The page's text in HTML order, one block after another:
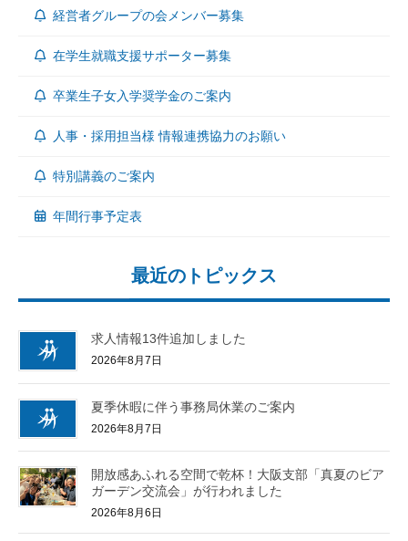
経営者グループの会メンバー募集
在学生就職支援サポーター募集
卒業生子女入学奨学金のご案内
人事・採用担当様 情報連携協力のお願い
特別講義のご案内
年間行事予定表
最近のトピックス
求人情報13件追加しました
2026年8月7日
夏季休暇に伴う事務局休業のご案内
2026年8月7日
開放感あふれる空間で乾杯！大阪支部「真夏のビア
ガーデン交流会」が行われました
2026年8月6日